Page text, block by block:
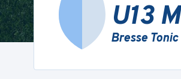
U13
Bresse